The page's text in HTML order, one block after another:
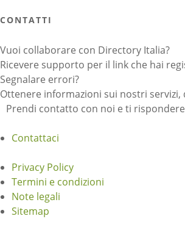
CONTATTI
Vuoi collaborare con Directory Italia?
Ricevere supporto per il link che hai
Segnalare errori?
Ottenere informazioni sui nostri servizi,
Prendi contatto con noi e ti
Contattaci
Privacy Policy
Termini e condizioni
Note legali
Sitemap